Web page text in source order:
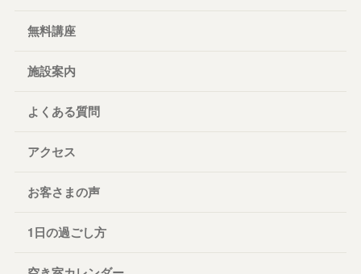
無料講座
施設案内
よくある質問
アクセス
お客さまの声
1日の過ごし方